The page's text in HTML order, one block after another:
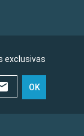
exclusivas
OK